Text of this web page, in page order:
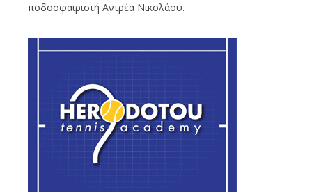
ποδοσφαιριστή Αντρέα Νικολάου.